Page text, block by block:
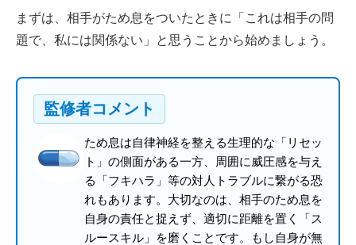
まずは、相手がため息をついたときに「これは相手の問
題で、私には関係ない」と思うことから始めましょう。
監修者コメント
ため息は自律神経を整える生理的な「リセッ
ト」の側面がある一方、周囲に威圧感を与え
る「フキハラ」等の対人トラブルに繋がる恐
れもあります。大切なのは、相手のため息を
自身の責任と捉えず、適切に距離を置く「ス
ルースキル」を磨くことです。もし自身が無